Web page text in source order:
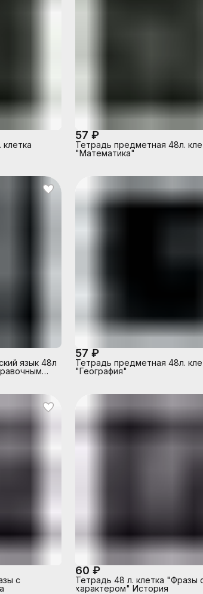
57 ₽
Тетрадь предметная 48л.
"Математика"
язык 48л
в спайке 10
57 ₽
Тетрадь предметная 48л.
"География"
с
60 ₽
Тетрадь 48 л. клетка "Фразы
характером" История